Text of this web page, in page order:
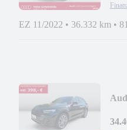
EZ 11/2022 • 36.332 km •